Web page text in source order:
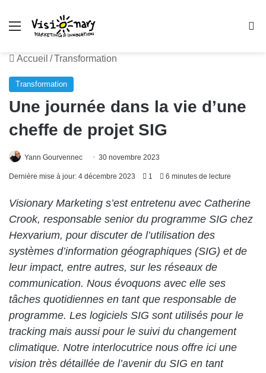
Menu
Accueil /Transformation
Transformation
Une journée dans la vie d’une
cheffe de projet SIG
Yann Gourvennec 30 novembre 2023
Dernière mise à jour: 4 décembre 2023 1 6 minutes de lecture
Visionary Marketing s’est entretenu avec Catherine
Crook, responsable senior du programme SIG chez
Hexvarium, pour discuter de l’utilisation des
systèmes d’information géographiques (SIG) et de
leur impact, entre autres, sur les réseaux de
communication. Nous évoquons avec elle ses
tâches quotidiennes en tant que responsable de
programme. Les logiciels SIG sont utilisés pour le
tracking mais aussi pour le suivi du changement
climatique. Notre interlocutrice nous offre ici une
vision très détaillée de l’avenir du SIG en tant